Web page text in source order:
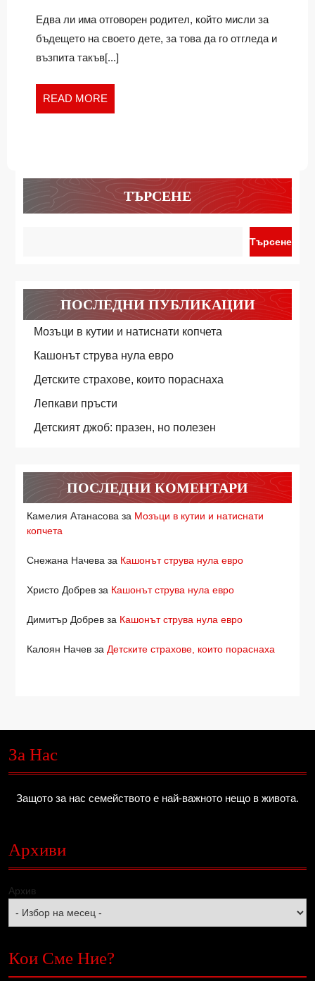
СИ?
децата
Едва ли има отговорен родител, който мисли за
бъдещето на своето дете, за това да го отгледа и
възпита такъв[...]
READ MORE
MORE
ТЪРСЕНЕ
Търсене
ПОСЛЕДНИ ПУБЛИКАЦИИ
Мозъци в кутии и натиснати копчета
Кашонът струва нула евро
Детските страхове, които пораснаха
Лепкави пръсти
Детският джоб: празен, но полезен
ПОСЛЕДНИ КОМЕНТАРИ
Камелия Атанасова за Мозъци в кутии и натиснати
копчета
Снежана Начева за Кашонът струва нула евро
Христо Добрев за Кашонът струва нула евро
Димитър Добрев за Кашонът струва нула евро
Калоян Начев за Детските страхове, които пораснаха
За Нас
Защото за нас семейството е най-важното нещо в живота.
Архиви
Архив
Кои Сме Ние?